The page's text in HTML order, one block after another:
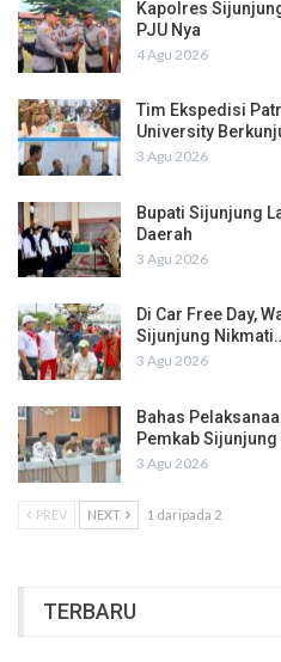
Kapolres
PJU Nya
4 Agu 2026
Tim Ekspedisi
University
3 Agu 2026
Bupati Sijunjung
Daerah
3 Agu 2026
Di Car Free Day,
Sijunjung
3 Agu 2026
Bahas
Pemkab
3 Agu 2026
PREV NEXT 1 daripada 2
TERBARU